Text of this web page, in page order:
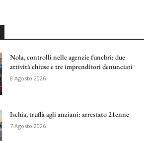
Nola, controlli nelle agenzie funebri: due
attività chiuse e tre imprenditori denunciati
8 Agosto 2026
Ischia, truffa agli anziani: arrestato 21enne
7 Agosto 2026